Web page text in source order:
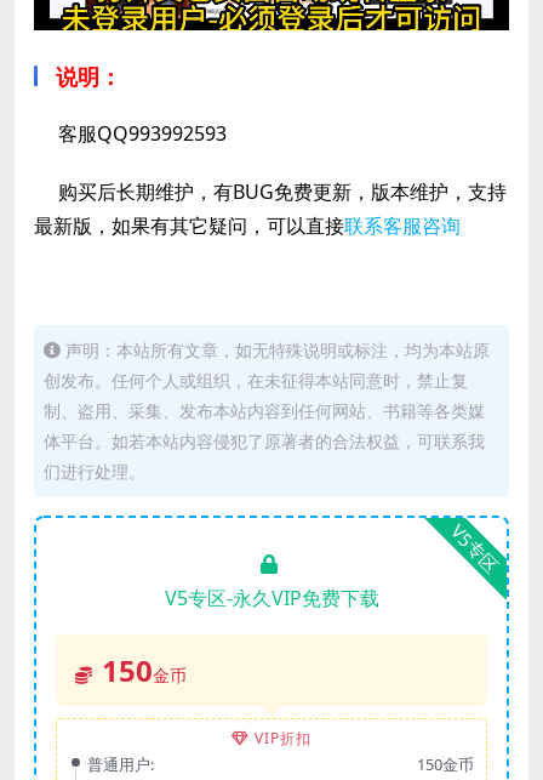
说明：
客服QQ993992593
购买后长期维护，有BUG免费更新，版本维护，支持
最新版，如果有其它疑问，可以直接联系客服咨询
声明：本站所有文章，如无特殊说明或标注，均为本站原
创发布。任何个人或组织，在未征得本站同意时，禁止复
制、盗用、采集、发布本站内容到任何网站、书籍等各类媒
体平台。如若本站内容侵犯了原著者的合法权益，可联系我
们进行处理。
V5专区
V5专区-永久VIP免费下载
150金币
VIP折扣
普通用户: 150金币